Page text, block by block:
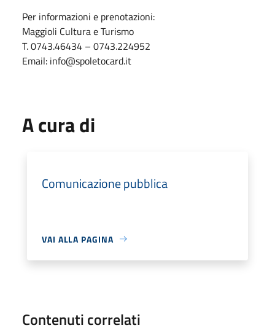
Per informazioni e prenotazioni:
Maggioli Cultura e Turismo
T. 0743.46434 – 0743.224952
Email: info@spoletocard.it
A cura di
Comunicazione pubblica
VAI ALLA PAGINA
Contenuti correlati